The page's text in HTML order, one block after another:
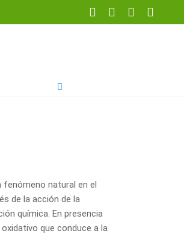
natural en el
de la acción de la
química. En presencia
que conduce a la